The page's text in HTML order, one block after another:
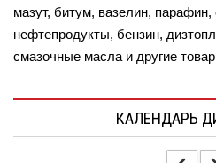
мазут, битум, вазелин,
нефтепродукты, бензин,
смазочные масла и другие
КАЛЕНДАРЬ